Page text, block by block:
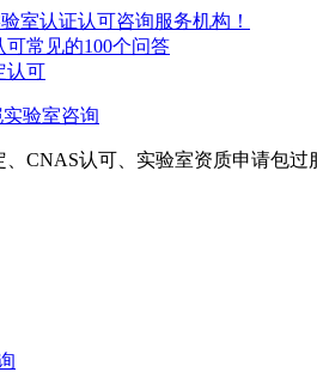
室认证认可咨询服务机构！
常见的100个问答
验室咨询
CNAS认可、实验室资质申请包过